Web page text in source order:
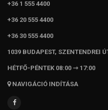
+36 1 555 4400
+36 20 555 4400
+36 30 555 4400
1039 BUDAPEST, SZENTENDREI
HÉTFŐ-PÉNTEK 08:00 ⇾ 17:00
NAVIGÁCIÓ INDÍTÁSA